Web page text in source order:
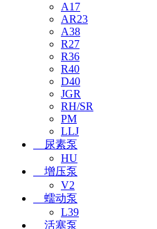
A17
AR23
A38
R27
R36
R40
D40
JGR
RH/SR
PM
LLJ
尿素泵
HU
增压泵
V2
蠕动泵
L39
活塞泵